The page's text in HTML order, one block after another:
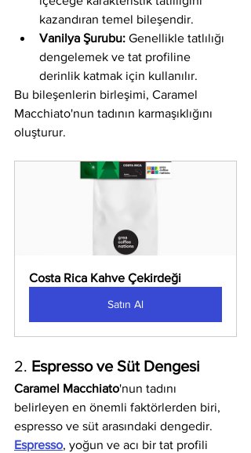
kazandıran temel bileşendir.
Vanilya Şurubu: Genellikle tatlılığı
dengelemek ve tat profiline
derinlik katmak için kullanılır.
Bu bileşenlerin birleşimi, Caramel
Macchiato'nun tadının karmaşıklığını
oluşturur.
Costa Rica Kahve Çekirdeği
Satın Al
2. Espresso ve Süt Dengesi
Caramel Macchiato'nun tadını
belirleyen en önemli faktörlerden biri,
espresso ve süt arasındaki dengedir.
Espresso, yoğun ve acı bir tat profili